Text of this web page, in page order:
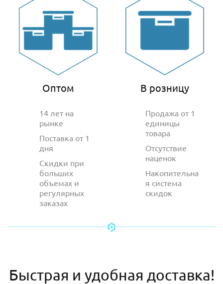
Оптом
14 лет на
рынке
Поставка от 1
дня
Скидки при
больших
объемах и
регулярных
заказах
В розницу
Продажа от 1
единицы
товара
Отсутствие
наценок
Накопительна
я система
скидок
Быстрая и удобная доставка!